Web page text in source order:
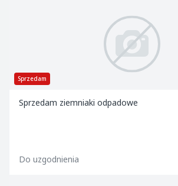
Sprzedam
Sprzedam ziemniaki odpadowe
Do uzgodnienia